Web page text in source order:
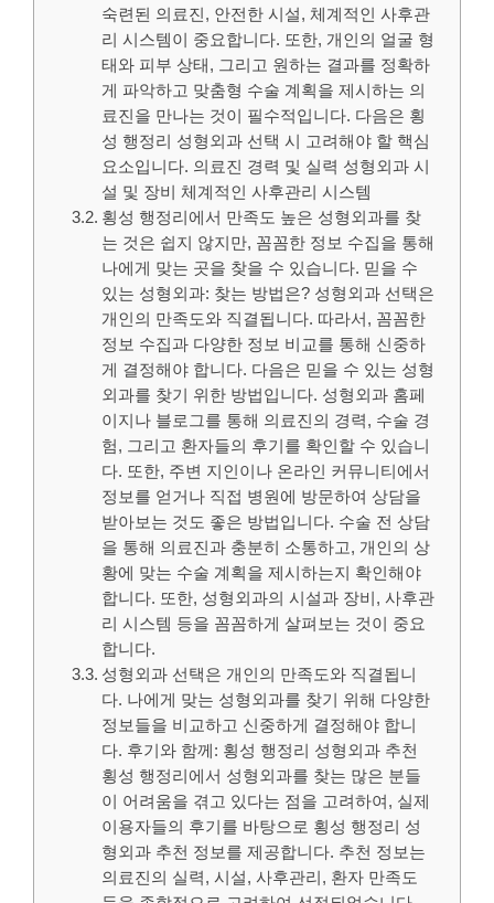
숙련된 의료진, 안전한 시설, 체계적인 사후관
리 시스템이 중요합니다. 또한, 개인의 얼굴 형
태와 피부 상태, 그리고 원하는 결과를 정확하
게 파악하고 맞춤형 수술 계획을 제시하는 의
료진을 만나는 것이 필수적입니다. 다음은 횡
성 행정리 성형외과 선택 시 고려해야 할 핵심
요소입니다. 의료진 경력 및 실력 성형외과 시
설 및 장비 체계적인 사후관리 시스템
횡성 행정리에서 만족도 높은 성형외과를 찾
는 것은 쉽지 않지만, 꼼꼼한 정보 수집을 통해
나에게 맞는 곳을 찾을 수 있습니다. 믿을 수
있는 성형외과: 찾는 방법은? 성형외과 선택은
개인의 만족도와 직결됩니다. 따라서, 꼼꼼한
정보 수집과 다양한 정보 비교를 통해 신중하
게 결정해야 합니다. 다음은 믿을 수 있는 성형
외과를 찾기 위한 방법입니다. 성형외과 홈페
이지나 블로그를 통해 의료진의 경력, 수술 경
험, 그리고 환자들의 후기를 확인할 수 있습니
다. 또한, 주변 지인이나 온라인 커뮤니티에서
정보를 얻거나 직접 병원에 방문하여 상담을
받아보는 것도 좋은 방법입니다. 수술 전 상담
을 통해 의료진과 충분히 소통하고, 개인의 상
황에 맞는 수술 계획을 제시하는지 확인해야
합니다. 또한, 성형외과의 시설과 장비, 사후관
리 시스템 등을 꼼꼼하게 살펴보는 것이 중요
합니다.
성형외과 선택은 개인의 만족도와 직결됩니
다. 나에게 맞는 성형외과를 찾기 위해 다양한
정보들을 비교하고 신중하게 결정해야 합니
다. 후기와 함께: 횡성 행정리 성형외과 추천
횡성 행정리에서 성형외과를 찾는 많은 분들
이 어려움을 겪고 있다는 점을 고려하여, 실제
이용자들의 후기를 바탕으로 횡성 행정리 성
형외과 추천 정보를 제공합니다. 추천 정보는
의료진의 실력, 시설, 사후관리, 환자 만족도